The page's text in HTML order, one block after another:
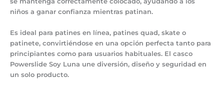
niños a ganar confianza mientras patinan.
Es ideal para patines en línea, patines quad, skate o
patinete, convirtiéndose en una opción perfecta tanto para
principiantes como para usuarios habituales. El casco
Powerslide Soy Luna une diversión, diseño y seguridad en
un solo producto.